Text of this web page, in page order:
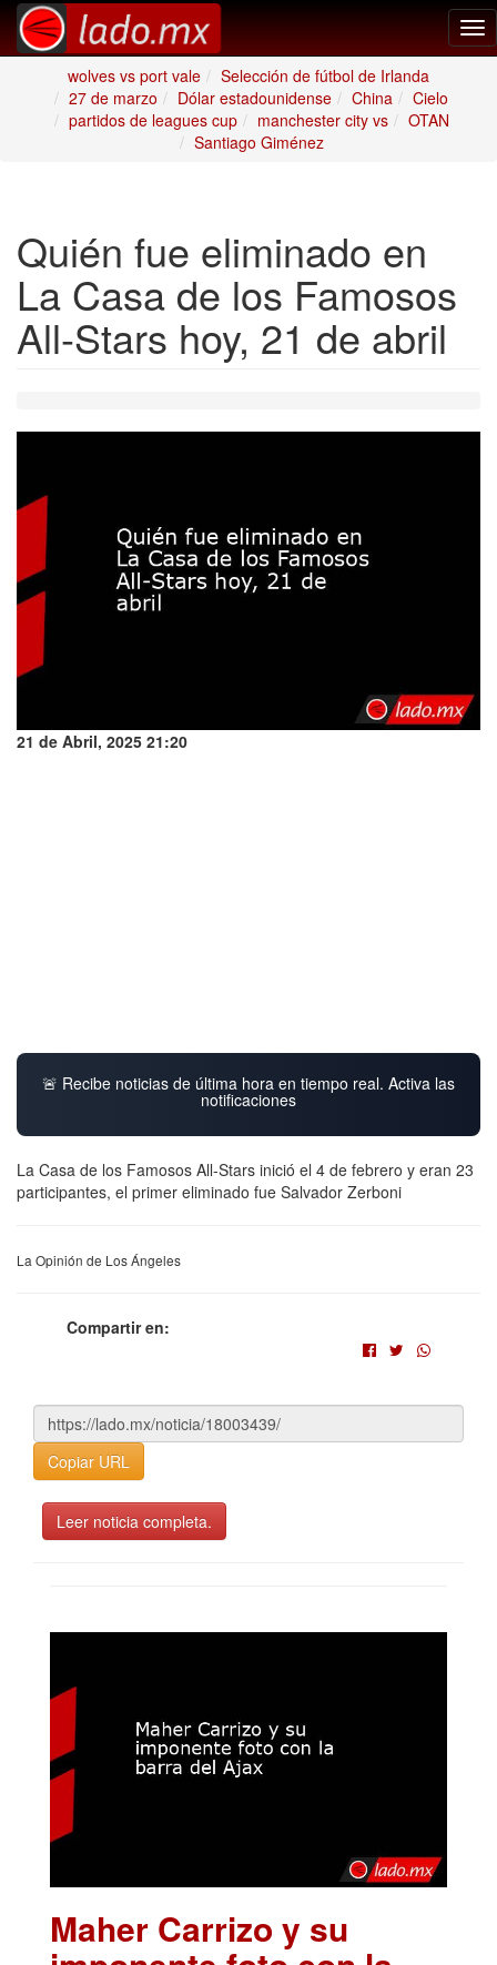
wolves vs port vale
Selección de fútbol de Irlanda
27 de marzo
Dólar estadounidense China
Cielo
partidos de leagues cup
manchester city vs
OTAN
Santiago Giménez
Quién fue eliminado en
La Casa de los Famosos
All-Stars hoy, 21 de abril
21 de Abril, 2025 21:20
🚨 Recibe noticias de última hora en tiempo real. Activa las
notificaciones
La Casa de los Famosos All-Stars inició el 4 de febrero y eran 23
participantes, el primer eliminado fue Salvador Zerboni
La Opinión de Los Ángeles
Compartir en:
Copiar URL
Leer noticia completa.
Maher Carrizo y su